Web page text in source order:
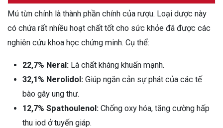
Mú từn chính là thành phần chính của rượu. Loại dược này
có chứa rất nhiều hoạt chất tốt cho sức khỏe đã được các
nghiên cứu khoa học chứng minh. Cụ thể:
22,7% Neral: Là chất kháng khuẩn mạnh.
32,1% Nerolidol: Giúp ngăn cản sự phát của các tế
bào gây ung thư.
12,7% Spathoulenol: Chống oxy hóa, tăng cường hấp
thu iod ở tuyến giáp.